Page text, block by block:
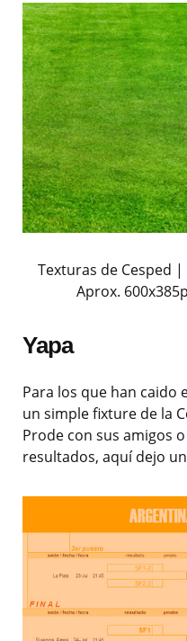
Texturas de Cesped
Aprox.
Yapa
Para los que han caido
un simple fixture de la
Prode con sus amigos
resultados, aquí dejo